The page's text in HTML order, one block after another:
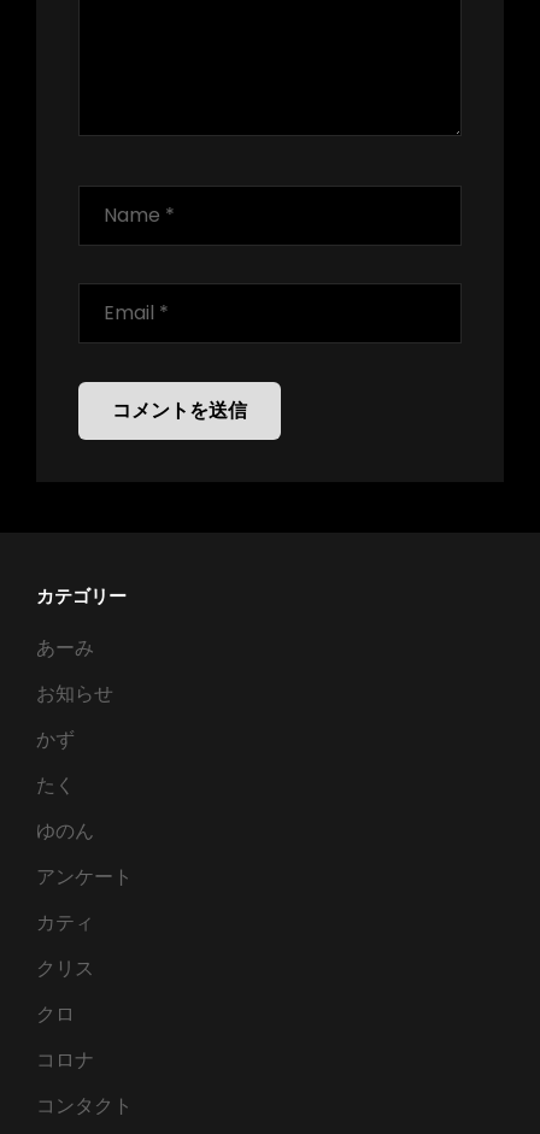
カテゴリー
あーみ
お知らせ
かず
たく
ゆのん
アンケート
カティ
クリス
クロ
コロナ
コンタクト